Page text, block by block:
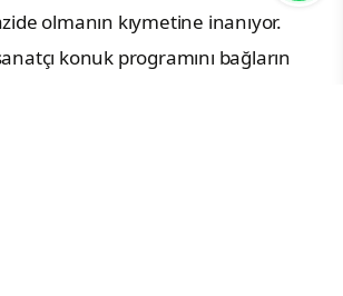
olmanın kıymetine inanıyor.
konuk programını bağların